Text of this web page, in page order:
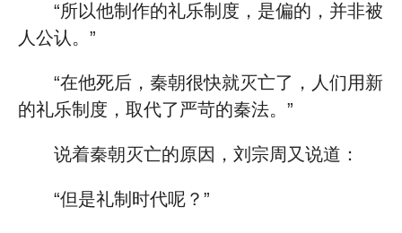
“所以他制作的礼乐制度，是偏的，并非被
人公认。”
“在他死后，秦朝很快就灭亡了，人们用新
的礼乐制度，取代了严苛的秦法。”
说着秦朝灭亡的原因，刘宗周又说道：
“但是礼制时代呢？”